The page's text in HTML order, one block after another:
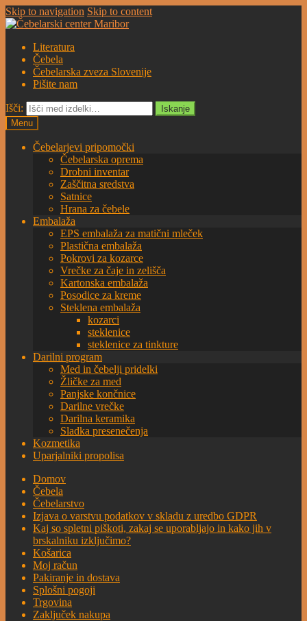
Skip to navigation Skip to content
Literatura
Čebela
Čebelarska zveza Slovenije
Pišite nam
Išči:
Iskanje
Menu
Čebelarjevi pripomočki
Čebelarska oprema
Drobni inventar
Zaščitna sredstva
Satnice
Hrana za čebele
Embalaža
EPS embalaža za matični mleček
Plastična embalaža
Pokrovi za kozarce
Vrečke za čaje in zelišča
Kartonska embalaža
Posodice za kreme
Steklena embalaža
kozarci
steklenice
steklenice za tinkture
Darilni program
Med in čebelji pridelki
Žličke za med
Panjske končnice
Darilne vrečke
Darilna keramika
Sladka presenečenja
Kozmetika
Uparjalniki propolisa
Domov
Čebela
Čebelarstvo
Izjava o varstvu podatkov v skladu z uredbo GDPR
Kaj so spletni piškoti, zakaj se uporabljajo in kako jih v
brskalniku izključimo?
Košarica
Moj račun
Pakiranje in dostava
Splošni pogoji
Trgovina
Zaključek nakupa